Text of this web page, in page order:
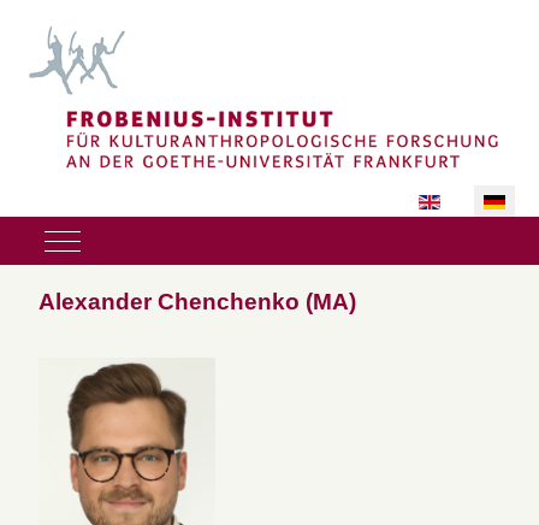
Sprache
Mobile Menu Toggle
Alexander Chenchenko (MA)